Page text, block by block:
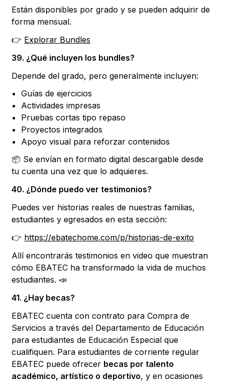
Están disponibles por grado y se pueden adquirir de
forma mensual.
👉 Explorar Bundles
39. ¿Qué incluyen los bundles?
Depende del grado, pero generalmente incluyen:
Guías de ejercicios
Actividades impresas
Pruebas cortas tipo repaso
Proyectos integrados
Apoyo visual para reforzar contenidos
📦 Se envían en formato digital descargable desde
tu cuenta una vez que lo adquieres.
40. ¿Dónde puedo ver testimonios?
Puedes ver historias reales de nuestras familias,
estudiantes y egresados en esta sección:
👉 https://ebatechome.com/p/historias-de-exito
Allí encontrarás testimonios en video que muestran
cómo EBATEC ha transformado la vida de muchos
estudiantes. 📣
41. ¿Hay becas?
EBATEC cuenta con contrato para Compra de
Servicios a través del Departamento de Educación
para estudiantes de Educación Especial que
cualifiquen. Para estudiantes de corriente regular
EBATEC puede ofrecer becas por talento
académico, artístico o deportivo, y en ocasiones